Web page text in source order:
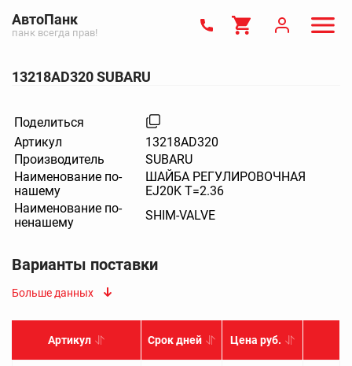
АвтоПанк
панк всегда прав!
13218AD320 SUBARU
Поделиться
Артикул
13218AD320
Производитель
SUBARU
Наименование по-
нашему
ШАЙБА РЕГУЛИРОВОЧНАЯ
EJ20K T=2.36
Наименование по-
ненашему
SHIM-VALVE
Варианты поставки
Больше данных
Артикул Срок дней Цена руб.